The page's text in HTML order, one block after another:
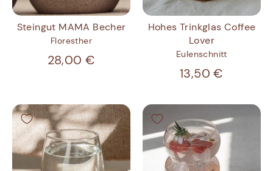
Steingut MAMA Becher
Floresther
28,00 €
Hohes Trinkglas Coffee
Lover
Eulenschnitt
13,50 €